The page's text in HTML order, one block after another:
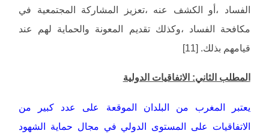
الفساد ،أو الكشف عنه ،تعزيز المشاركة المجتمعية في
مكافحة الفساد ،وكذلك تقديم المعونة والحماية لهم عند
قيامهم بذلك. [11]
المطلب الثاني: الاتفاقيات الدولية
يعتبر المغرب من البلدان الموقعة على عدد كبير من
الاتفاقيات على المستوى الدولي في مجال حماية الشهود